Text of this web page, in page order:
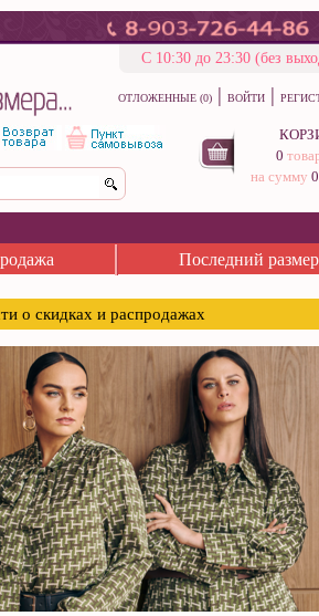
С 10:30 до 23:30 (без
ОТЛОЖЕННЫЕ (0) | ВОЙТИ |
0
на сумму 0
Последний размер
о скидках и распродажах